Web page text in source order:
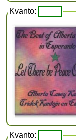
Kvanto:
Kvanto: